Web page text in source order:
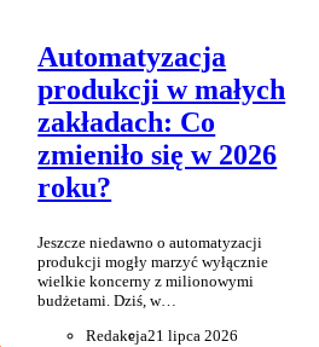
Automatyzacja
produkcji w małych
zakładach: Co
zmieniło się w 2026
roku?
Jeszcze niedawno o automatyzacji
produkcji mogły marzyć wyłącznie
wielkie koncerny z milionowymi
budżetami. Dziś, w…
Redakcja21 lipca 2026